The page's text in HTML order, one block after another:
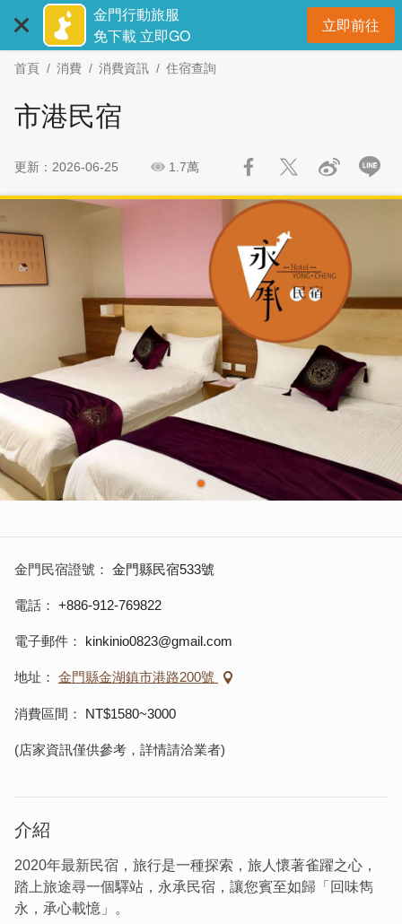
主
金門行動旅服
免下載 立即GO
立即前往開
首頁 消費 消費資訊 住宿查詢
市港民宿
更新：2026-06-25 1.7萬
社
金門民宿證號 金門縣民宿533號
電話 +886-912-769822
電子郵件 kinkinio0823@gmail.com
地址 金門縣金湖鎮市港路200號
消費區間 NT$1580~3000
(店家資訊僅供參考，詳情請洽業者)
介紹
2020年最新民宿，旅行是一種探索，旅人懷著雀躍之心，
踏上旅途尋一個驛站，永承民宿，讓您賓至如歸「回味雋
永，承心載憶」。